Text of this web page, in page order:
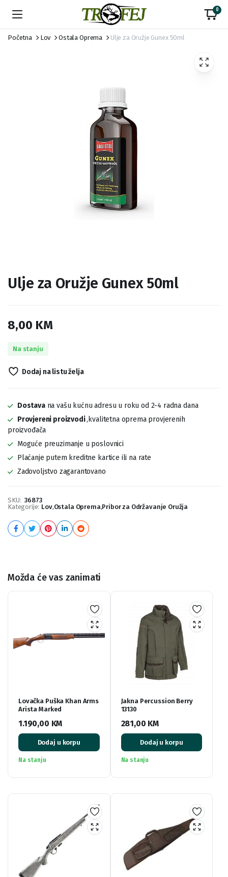
0
Početna Lov Ostala Oprema Ulje za Oružje Gunex 50ml
Ulje za Oružje Gunex 50ml
8,00 KM
Na stanju
Dodaj na listu želja
Dostavana vašu kućnu adresu u roku od 2-4 radna dana
Provjereni proizvodi,kvalitetna oprema provjerenih
proizvođača
Moguće preuzimanje u poslovnici
Plaćanje putem kreditne kartice ili na rate
Zadovoljstvo zagarantovano
SKU: 36873
Kategorije: Lov,Ostala Oprema,Pribor za Održavanje Oružja
Možda će vas zanimati
Lovačka Puška Khan Arms
Arista Marked
1.190,00 KM
Dodaj u korpu
Na stanju
Jakna Percussion Berry
13130
281,00 KM
Dodaj u korpu
Na stanju